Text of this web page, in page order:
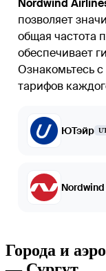
Nordwind
позволяет
общая частота
обеспечивает
Ознакомьтесь
тарифов
ЮТэйр
Города и